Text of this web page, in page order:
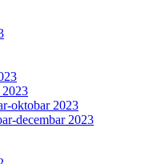
oktobar 2023
decembar 2023